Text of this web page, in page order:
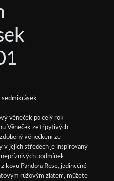
sedmikrásek
věneček po celý rok
Věneček ze třpytivých
věnečkem ze
v jejich středech je inspirovaný
podmínek
kovu Pandora Rose, jedinečné
růžovým zlatem, můžete